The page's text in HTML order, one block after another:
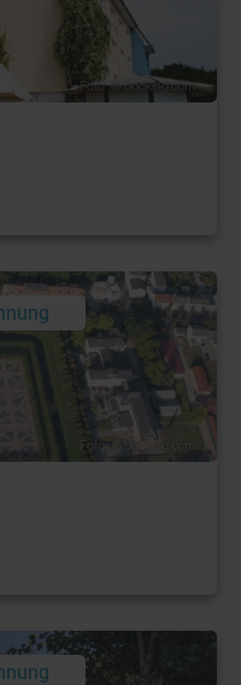
Foto: © booking.com
Foto: © booking.com